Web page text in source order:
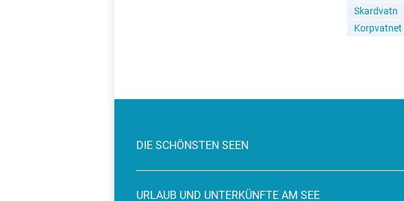
Skardvatn
Korpvatnet
DIE SCHÖNSTEN SEEN
URLAUB UND UNTERKÜNFTE AM SEE